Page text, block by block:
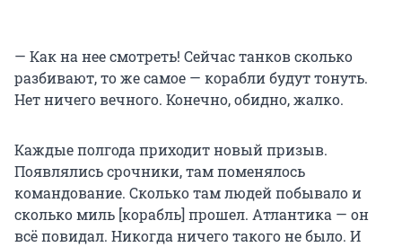
— Как на нее смотреть! Сейчас танков сколько
разбивают, то же самое — корабли будут тонуть.
Нет ничего вечного. Конечно, обидно, жалко.
Каждые полгода приходит новый призыв.
Появлялись срочники, там поменялось
командование. Сколько там людей побывало и
сколько миль [корабль] прошел. Атлантика — он
всё повидал. Никогда ничего такого не было. И